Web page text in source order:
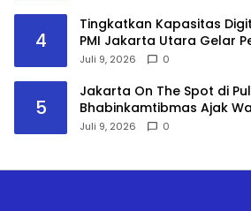
4
Tingkatkan Kapasitas
PMI Jakarta Utara Gelar
Hybrid
Juli 9, 2026 0
5
Jakarta On The Spot di
Bhabinkamtibmas Ajak
Layanan Polri 110
Juli 9, 2026 0